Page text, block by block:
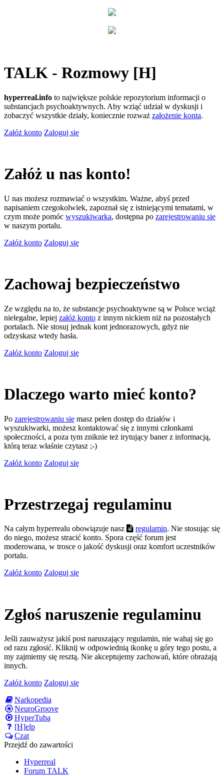
TALK - Rozmowy [H]
hyperreal.info to największe polskie repozytorium informacji o
substancjach psychoaktywnych. Aby wziąć udział w dyskusji i
zobaczyć wszystkie działy, koniecznie rozważ założenie konta.
Załóż konto Zaloguj się
Załóż u nas konto!
U nas możesz rozmawiać o wszystkim. Ważne, abyś przed
napisaniem czegokolwiek, zapoznał się z istniejącymi tematami, w
czym może pomóc wyszukiwarka, dostępna po zarejestrowaniu się
w naszym portalu.
Załóż konto Zaloguj się
Zachowaj bezpieczeństwo
Ze względu na to, że substancje psychoaktywne są w Polsce wciąż
nielegalne, lepiej załóż konto z innym nickiem niż na pozostałych
portalach. Nie stosuj jednak kont jednorazowych, gdyż nie
odzyskasz wtedy hasła.
Załóż konto Zaloguj się
Dlaczego warto mieć konto?
Po zarejestrowaniu się masz pełen dostęp do działów i
wyszukiwarki, możesz kontaktować się z innymi członkami
społeczności, a poza tym zniknie też irytujący baner z informacją,
którą teraz właśnie czytasz ;-)
Załóż konto Zaloguj się
Przestrzegaj regulaminu
Na całym hyperrealu obowiązuje nasz regulamin. Nie stosując się
do niego, możesz stracić konto. Spora część forum jest
moderowana, w trosce o jakość dyskusji oraz komfort uczestników
portalu.
Załóż konto Zaloguj się
Zgłoś naruszenie regulaminu
Jeśli zauważysz jakiś post naruszający regulamin, nie wahaj się go
od razu zgłosić. Kliknij w odpowiednią ikonkę u góry tego postu, a
my zajmiemy się resztą. Nie akceptujemy zachowań, które obrażają
innych.
Załóż konto Zaloguj się
Narkopedia
NeuroGroove
HyperTuba
[H]elp
Czat
Przejdź do zawartości
Hyperreal
Forum TALK